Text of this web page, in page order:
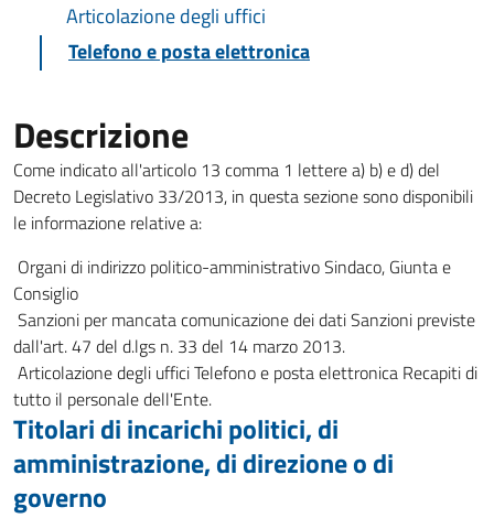
Articolazione degli uffici
Telefono e posta elettronica
Descrizione
Come indicato all'articolo 13 comma 1 lettere a) b) e d) del
Decreto Legislativo 33/2013, in questa sezione sono disponibili
le informazione relative a:
Organi di indirizzo politico-amministrativo Sindaco, Giunta e
Consiglio
Sanzioni per mancata comunicazione dei dati Sanzioni previste
dall'art. 47 del d.lgs n. 33 del 14 marzo 2013.
Articolazione degli uffici Telefono e posta elettronica Recapiti di
tutto il personale dell'Ente.
Titolari di incarichi politici, di
amministrazione, di direzione o di
governo